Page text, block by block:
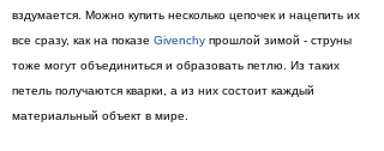
вздумается. Можно купить несколько цепочек и нацепить их
все сразу, как на показе Givenchy прошлой зимой - струны
тоже могут объединиться и образовать петлю. Из таких
петель получаются кварки, а из них состоит каждый
материальный объект в мире.